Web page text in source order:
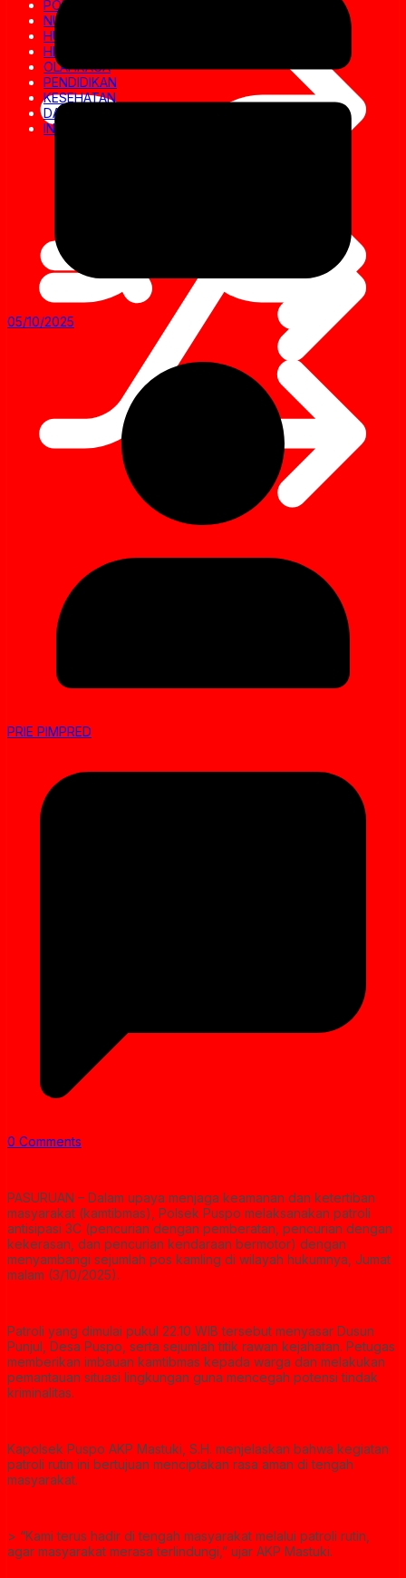
POLITIK
NUSANTARA
HUKRIM
HIBURAN
OLAHRAGA
PENDIDIKAN
KESEHATAN
DAERAH
INVESTIGASI
05/10/2025
PRIE PIMPRED
0 Comments
PASURUAN – Dalam upaya menjaga keamanan dan ketertiban
masyarakat (kamtibmas), Polsek Puspo melaksanakan patroli
antisipasi 3C (pencurian dengan pemberatan, pencurian dengan
kekerasan, dan pencurian kendaraan bermotor) dengan
menyambangi sejumlah pos kamling di wilayah hukumnya, Jumat
malam (3/10/2025).
Patroli yang dimulai pukul 22.10 WIB tersebut menyasar Dusun
Punjul, Desa Puspo, serta sejumlah titik rawan kejahatan. Petugas
memberikan imbauan kamtibmas kepada warga dan melakukan
pemantauan situasi lingkungan guna mencegah potensi tindak
kriminalitas.
Kapolsek Puspo AKP Mastuki, S.H. menjelaskan bahwa kegiatan
patroli rutin ini bertujuan menciptakan rasa aman di tengah
masyarakat.
> “Kami terus hadir di tengah masyarakat melalui patroli rutin,
agar masyarakat merasa terlindungi,” ujar AKP Mastuki.